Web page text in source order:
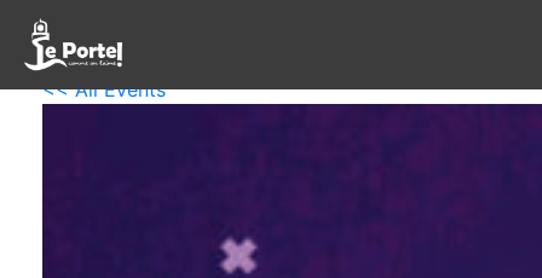
<< All Events